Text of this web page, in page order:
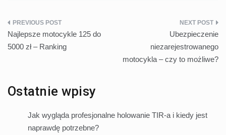
Nawigacja
wpisu
Najlepsze motocykle 125 do
5000 zł – Ranking
Ubezpieczenie
niezarejestrowanego
motocykla – czy to możliwe?
Ostatnie wpisy
Jak wygląda profesjonalne holowanie TIR-a i kiedy jest
naprawdę potrzebne?